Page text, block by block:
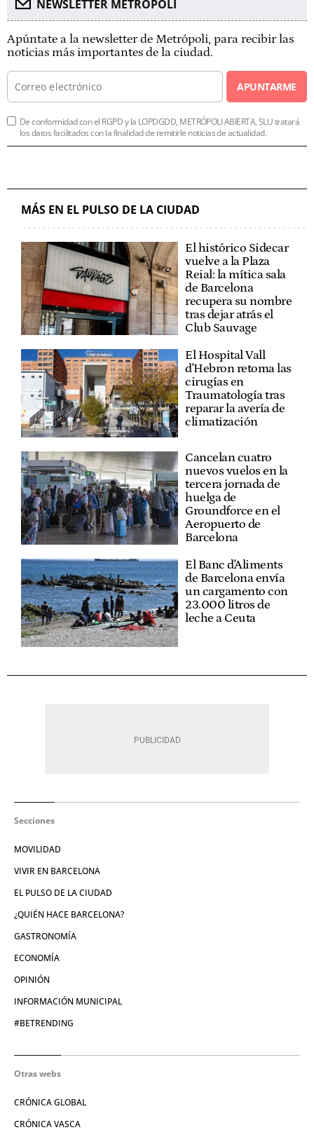
NEWSLETTER METROPOLI
Apúntate a la newsletter de Metrópoli, para recibir las
noticias más importantes de la ciudad.
APUNTARME
De conformidad con el RGPD y la LOPDGDD, METRÓPOLI ABIERTA, SLU tratará
los datos facilitados con la finalidad de remitirle noticias de actualidad.
MÁS EN EL PULSO DE LA CIUDAD
El histórico Sidecar
vuelve a la Plaza
Reial: la mítica sala
de Barcelona
recupera su nombre
tras dejar atrás el
Club Sauvage
El Hospital Vall
d'Hebron retoma las
cirugías en
Traumatología tras
reparar la avería de
climatización
Cancelan cuatro
nuevos vuelos en la
tercera jornada de
huelga de
Groundforce en el
Aeropuerto de
Barcelona
El Banc d'Aliments
de Barcelona envía
un cargamento con
23.000 litros de
leche a Ceuta
Secciones
MOVILIDAD
VIVIR EN BARCELONA
EL PULSO DE LA CIUDAD
¿QUIÉN HACE BARCELONA?
GASTRONOMÍA
ECONOMÍA
OPINIÓN
INFORMACIÓN MUNICIPAL
#BETRENDING
Otras webs
CRÓNICA GLOBAL
CRÓNICA VASCA